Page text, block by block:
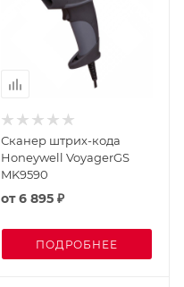
Сканер штрих-кода
Honeywell VoyagerGS
MK9590
от6 895 ₽
ПОДРОБНЕЕ